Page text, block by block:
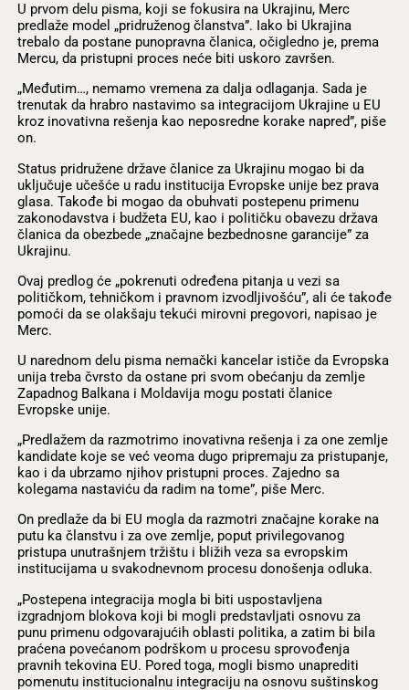
U prvom delu pisma, koji se fokusira na Ukrajinu, Merc
predlaže model „pridruženog članstva”. Iako bi Ukrajina
trebalo da postane punopravna članica, očigledno je, prema
Mercu, da pristupni proces neće biti uskoro završen.
„Međutim…, nemamo vremena za dalja odlaganja. Sada je
trenutak da hrabro nastavimo sa integracijom Ukrajine u EU
kroz inovativna rešenja kao neposredne korake napred”, piše
on.
Status pridružene države članice za Ukrajinu mogao bi da
uključuje učešće u radu institucija Evropske unije bez prava
glasa. Takođe bi mogao da obuhvati postepenu primenu
zakonodavstva i budžeta EU, kao i političku obavezu država
članica da obezbede „značajne bezbednosne garancije” za
Ukrajinu.
Ovaj predlog će „pokrenuti određena pitanja u vezi sa
političkom, tehničkom i pravnom izvodljivošću”, ali će takođe
pomoći da se olakšaju tekući mirovni pregovori, napisao je
Merc.
U narednom delu pisma nemački kancelar ističe da Evropska
unija treba čvrsto da ostane pri svom obećanju da zemlje
Zapadnog Balkana i Moldavija mogu postati članice
Evropske unije.
„Predlažem da razmotrimo inovativna rešenja i za one zemlje
kandidate koje se već veoma dugo pripremaju za pristupanje,
kao i da ubrzamo njihov pristupni proces. Zajedno sa
kolegama nastaviću da radim na tome”, piše Merc.
On predlaže da bi EU mogla da razmotri značajne korake na
putu ka članstvu i za ove zemlje, poput privilegovanog
pristupa unutrašnjem tržištu i bližih veza sa evropskim
institucijama u svakodnevnom procesu donošenja odluka.
„Postepena integracija mogla bi biti uspostavljena
izgradnjom blokova koji bi mogli predstavljati osnovu za
punu primenu odgovarajućih oblasti politika, a zatim bi bila
praćena povećanom podrškom u procesu sprovođenja
pravnih tekovina EU. Pored toga, mogli bismo unaprediti
pomenutu institucionalnu integraciju na osnovu suštinskog